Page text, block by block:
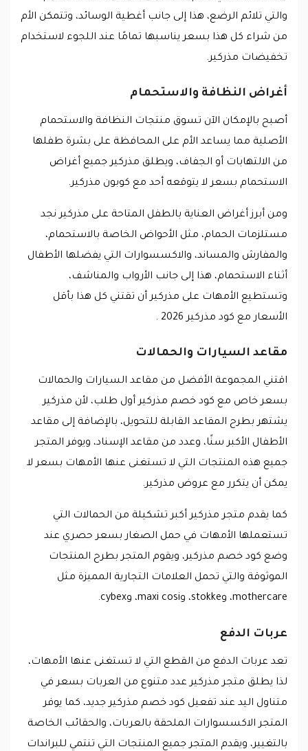
والتي تلائم الرضع، هذا إلى جانب أغطية الوسائد، وتتمكن الأم
من شراء كل هذا بسعر يناسبها تمامًا عند اللجوء لاستخدام
تخفيضات مذركير.
أغراض النظافة والاستحمام
أصبح بالإمكان الآن تسوق منتجات النظافة والاستحمام
الأصلية مما يساعد الأم على المحافظة على بشرة طفلها
من الالتهابات أو الجفاف، ويطلق مذركير جميع أغراض
الاستحمام بسعر لا يتوقعه أحد مع كوبون مذركير.
ومن أبرز أغراض العناية بالطفل المتاحة على مذركير نجد
مستلزمات الحمام، مثل الأحواض الخاصة بالاستحمام،
والمفارش والمساند، والاكسسوارات التي يفضلها الأطفال
أثناء الاستحمام، هذا إلى جانب الأرواب والمناشف،
وتستطيع الأمهات على مذركير أن تقتني كل هذا بأقل
الأسعار مع كود مذركير 2026 .
مقاعد السيارات والحمالات
اقتني المجموعة الأفضل من مقاعد السيارات والحمالات
بسعر خاص مع كود خصم مذركير أول طلب، لأن مذركير
يشتهر بطرح المقاعد القابلة للتحويل، بالإضافة إلى مقاعد
الأطفال الأكبر سنًا، وعدد من مقاعد الإسناد، ويوفر المتجر
جميع هذه المنتجات التي لا تستغنى عنها الأمهات بسعر لا
يمكن أن يتكرر مع عروض مذركير.
كما يقدم متجر مذركير أكبر تشكيلة من الحمالات التي
تستعملها الأمهات في حمل الصغار بسعر حصري عند
وضع كود خصم مذركير، ويقوم المتجر بطرح المنتجات
الموثوقة والتي تحمل العلامات التجارية المميزة مثل
mothercare، وstokke، وmaxi cosi، وcybex.
عربات الدفع
تعد عربات الدفع من القطع التي لا تستغنى عنها الأمهات،
لذا يطلق متجر مذركير عدد متنوع من العربات بسعر في
متناول اليد عند تفعيل كود خصم مذركير جديد، كما يوفر
المتجر الاكسسوارات الملحقة بالعربات، والحقائب الخاصة
بالتغيير، ويقدم المتجر جميع المنتجات التي تنتمي للبراندات